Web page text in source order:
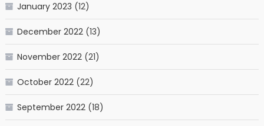
January 2023 (12)
December 2022(13)
November 2022(21)
October 2022(22)
September 2022(18)